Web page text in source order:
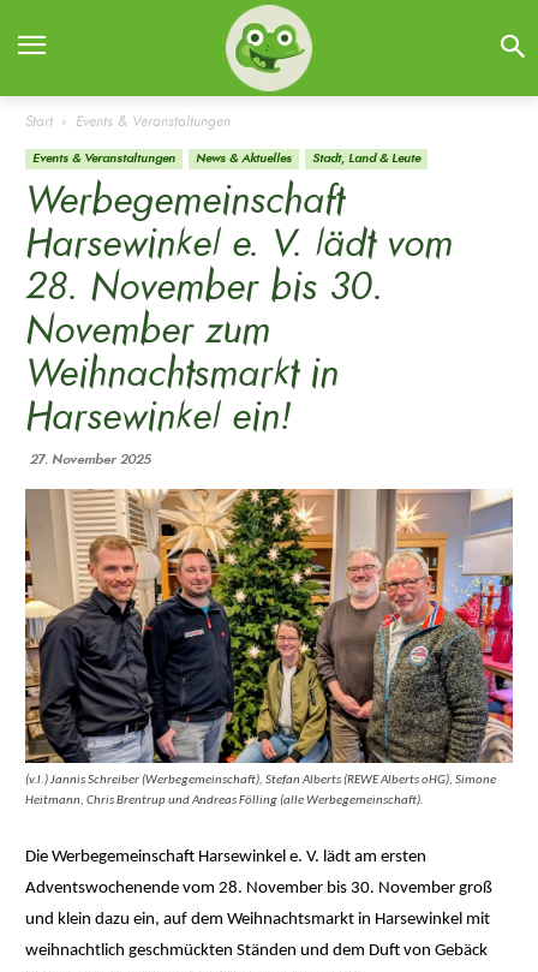
Start Events & Veranstaltungen
Events & Veranstaltungen News & Aktuelles Stadt, Land & Leute
Werbegemeinschaft
Harsewinkel e. V. lädt vom
28. November bis 30.
November zum
Weihnachtsmarkt in
Harsewinkel ein!
27. November 2025
(v.l.) Jannis Schreiber (Werbegemeinschaft), Stefan Alberts (REWE Alberts oHG), Simone
Heitmann, Chris Brentrup und Andreas Fölling (alle Werbegemeinschaft).
Die Werbegemeinschaft Harsewinkel e. V. lädt am ersten
Adventswochenende vom 28. November bis 30. November groß
und klein dazu ein, auf dem Weihnachtsmarkt in Harsewinkel mit
weihnachtlich geschmückten Ständen und dem Duft von Gebäck